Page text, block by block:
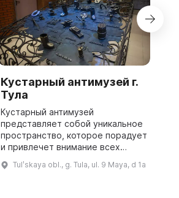
Кустарный антимузей г.
Тула
Кустарный антимузей
представляет собой уникальное
пространство, которое порадует
и привлечет внимание всех
традициями тульских мастеров.
Tulʹskaya obl., g. Tula, ul. 9 Maya, d 1a